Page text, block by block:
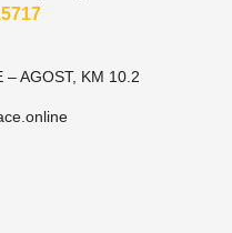
– AGOST, KM 10.2